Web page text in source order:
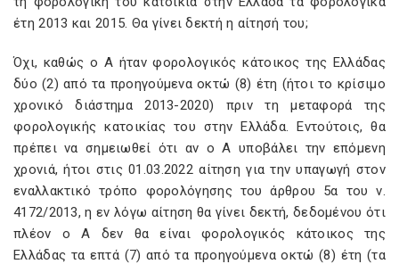
έτη 2013 και 2015. Θα γίνει δεκτή η αίτησή του;
Όχι, καθώς ο Α ήταν φορολογικός κάτοικος της Ελλάδας
δύο (2) από τα προηγούμενα οκτώ (8) έτη (ήτοι το κρίσιμο
χρονικό διάστημα 2013-2020) πριν τη μεταφορά της
φορολογικής κατοικίας του στην Ελλάδα. Εντούτοις, θα
πρέπει να σημειωθεί ότι αν ο Α υποβάλει την επόμενη
χρονιά, ήτοι στις 01.03.2022 αίτηση για την υπαγωγή στον
εναλλακτικό τρόπο φορολόγησης του άρθρου 5α του ν.
4172/2013, η εν λόγω αίτηση θα γίνει δεκτή, δεδομένου ότι
πλέον ο Α δεν θα είναι φορολογικός κάτοικος της
Ελλάδας τα επτά (7) από τα προηγούμενα οκτώ (8) έτη (τα